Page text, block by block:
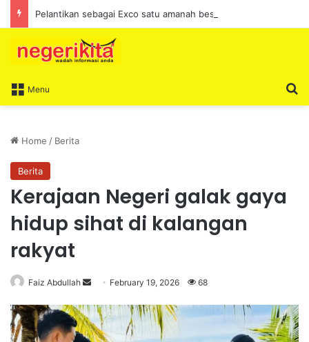
Menu
Home / Berita
Berita
Kerajaan Negeri galak gaya
hidup sihat di kalangan
rakyat
Faiz Abdullah
d
February 19, 2026 68